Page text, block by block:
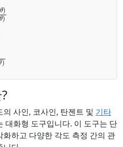
)
사인, 코사인, 탄젠트 및 기타
대화형 도구입니다. 이 도구는 단
하고 다양한 각도 측정 간의 관